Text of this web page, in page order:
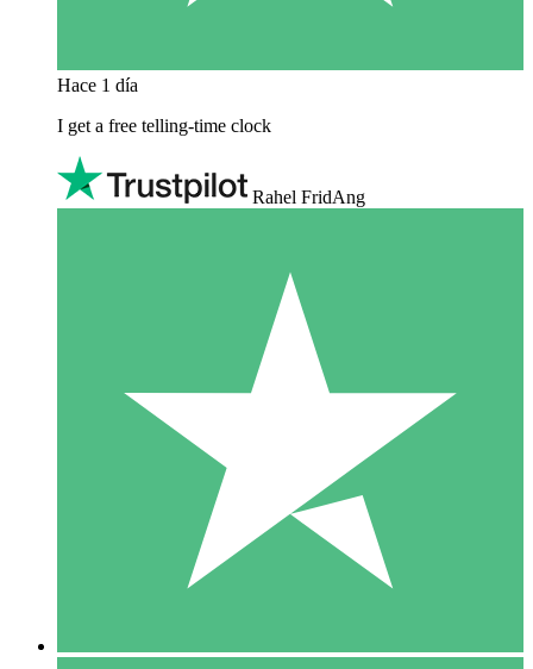
Hace 1 día
I get a free telling-time clock
Rahel FridAng